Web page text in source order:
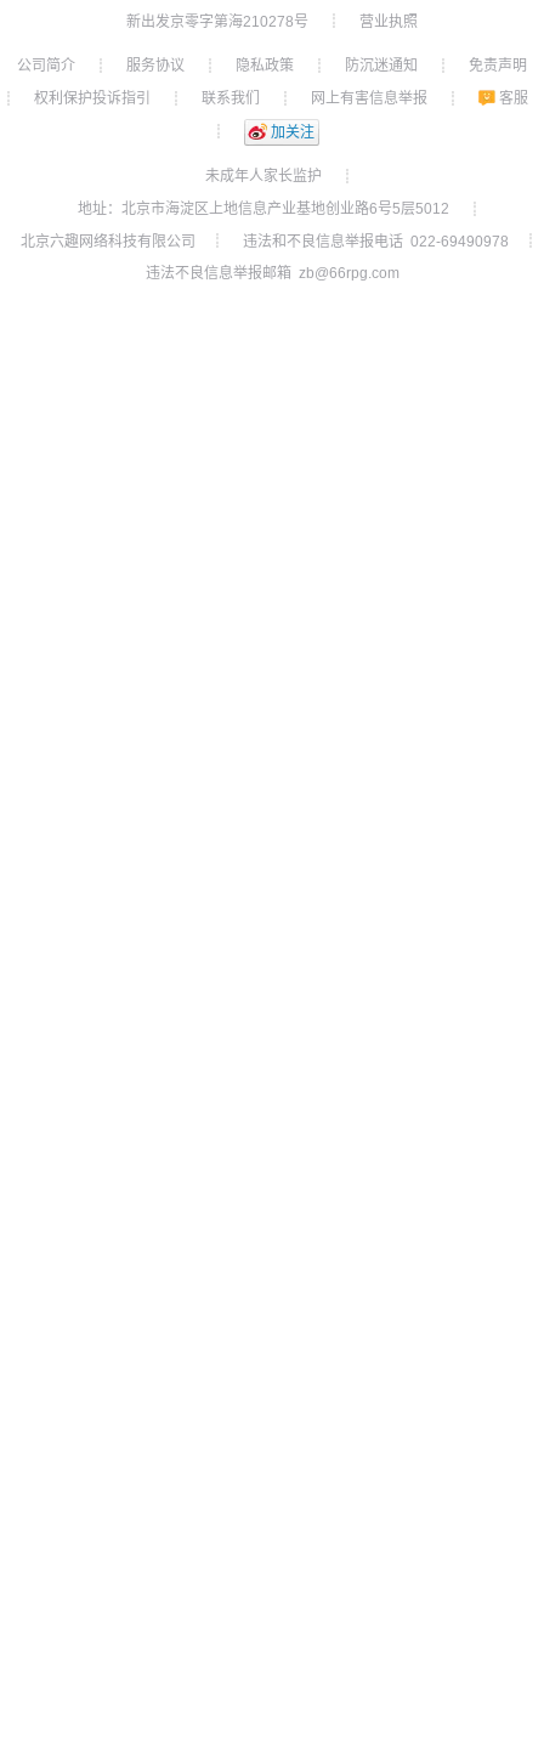
新出发京零字第海210278号
┊ 营业执照
公司简介 ┊ 服务协议 ┊ 隐私政策 ┊ 防沉迷通知 ┊
免责声明
┊
权利保护投诉指引 ┊ 联系我们 ┊ 网上有害信息举报 ┊
客服
┊
加关注
未成年人家长监护
┊
地址：北京市海淀区上地信息产业基地创业路6号5层5012
┊
北京六趣网络科技有限公司
┊ 违法和不良信息举报电话 022-69490978
┊
违法不良信息举报邮箱 zb@66rpg.com